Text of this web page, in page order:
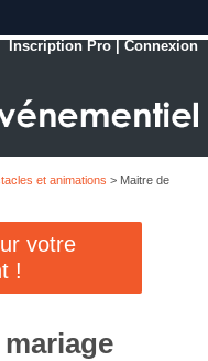
Inscription Pro |Connexion
et animations > Maitre de
votre
!